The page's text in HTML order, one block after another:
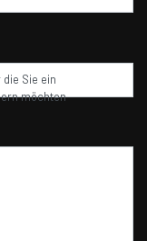
Sie ein
möchten